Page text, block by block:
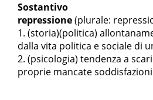
Sostantivo
repressione(plurale:
(storia)(politica)
dalla vita politica e sociale di
(psicologia) tendenza a
proprie mancate